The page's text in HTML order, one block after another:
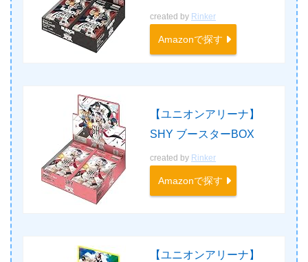
created by Rinker
Amazonで探す
【ユニオンアリーナ】
SHY ブースターBOX
created by Rinker
Amazonで探す
【ユニオンアリーナ】